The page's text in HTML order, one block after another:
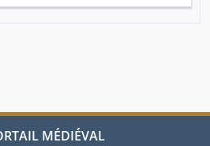
MÉDIÉVAL